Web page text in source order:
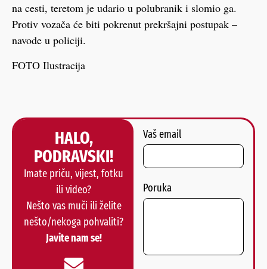
na cesti, teretom je udario u polubranik i slomio ga.
Protiv vozača će biti pokrenut prekršajni postupak –
navode u policiji.
FOTO Ilustracija
HALO,
PODRAVSKI!
Imate priču, vijest, fotku
ili video?
Nešto vas muči ili želite
nešto/nekoga pohvaliti?
Javite nam se!
Vaš email
Poruka